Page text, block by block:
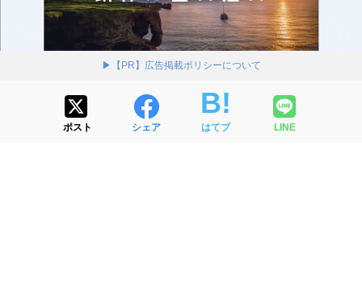
▶【PR】広告掲載ポリシーについて
ポスト シェア はてブ LINE